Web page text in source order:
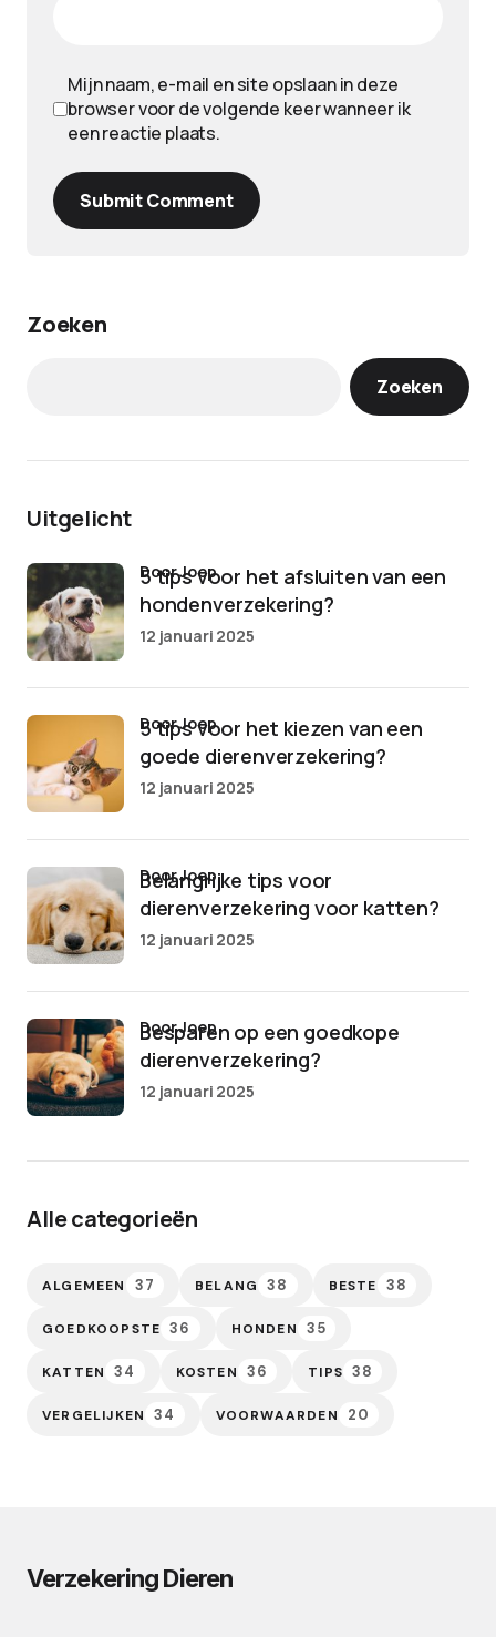
Mijn naam, e-mail en site opslaan in deze
browser voor de volgende keer wanneer ik
een reactie plaats.
Submit Comment
Zoeken
Zoeken
Uitgelicht
5 tips voor het afsluiten van een
hondenverzekering?
door Joep
12 januari 2025
5 tips voor het kiezen van een
goede dierenverzekering?
door Joep
12 januari 2025
Belangrijke tips voor
dierenverzekering voor katten?
door Joep
12 januari 2025
Besparen op een goedkope
dierenverzekering?
door Joep
12 januari 2025
Alle categorieën
ALGEMEEN 37 BELANG 38 BESTE 38
GOEDKOOPSTE 36 HONDEN 35
KATTEN 34 KOSTEN 36 TIPS 38
VERGELIJKEN 34 VOORWAARDEN 20
Verzekering Dieren